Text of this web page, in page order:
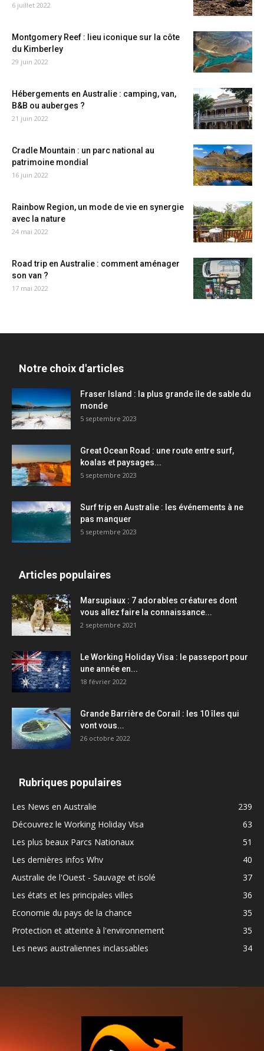
6 juillet 2022
Montgomery Reef : lieu iconique sur la côte
du Kimberley
29 juin 2022
Hébergements en Australie : camping, van,
B&B ou auberges ?
21 juin 2022
Cradle Mountain : un parc national au
patrimoine mondial
16 juin 2022
Rainbow Region, un mode de vie en synergie
avec la nature
24 mai 2022
Road trip en Australie : comment aménager
son van ?
17 mai 2022
Notre choix d'articles
Fraser Island : la plus grande île de sable du
monde
5 septembre 2023
Great Ocean Road : une route entre surf,
koalas et paysages...
5 septembre 2023
Surf trip en Australie : les événements à ne
pas manquer
5 septembre 2023
Articles populaires
Marsupiaux : 7 adorables créatures dont
vous allez faire la connaissance...
2 septembre 2021
Le Working Holiday Visa : le passeport pour
une année en...
18 février 2022
Grande Barrière de Corail : les 10 îles qui
vont vous...
26 octobre 2022
Rubriques populaires
Les News en Australie
239
Découvrez le Working Holiday Visa
63
Les plus beaux Parcs Nationaux
51
Les dernières infos Whv
40
Australie de l'Ouest - Sauvage et isolé
37
Les états et les principales villes
36
Economie du pays de la chance
35
Protection et atteinte à l'environnement
35
Les news australiennes inclassables
34